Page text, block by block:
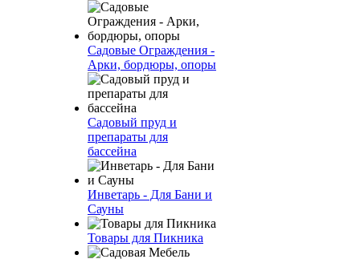
Садовые Ограждения -
Арки, бордюры, опоры
Садовый пруд и
препараты для
бассейна
Инветарь - Для Бани и
Сауны
Товары для Пикника